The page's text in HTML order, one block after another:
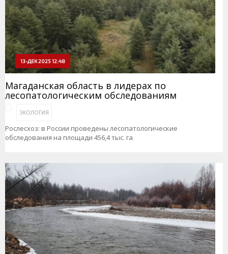
13-ДЕК 2025 12:48
Магаданская область в лидерах по
лесопатологическим обследованиям
ЭКОЛОГИЯ
Рослесхоз: в России проведены лесопатологические
обследования на площади 456,4 тыс. га